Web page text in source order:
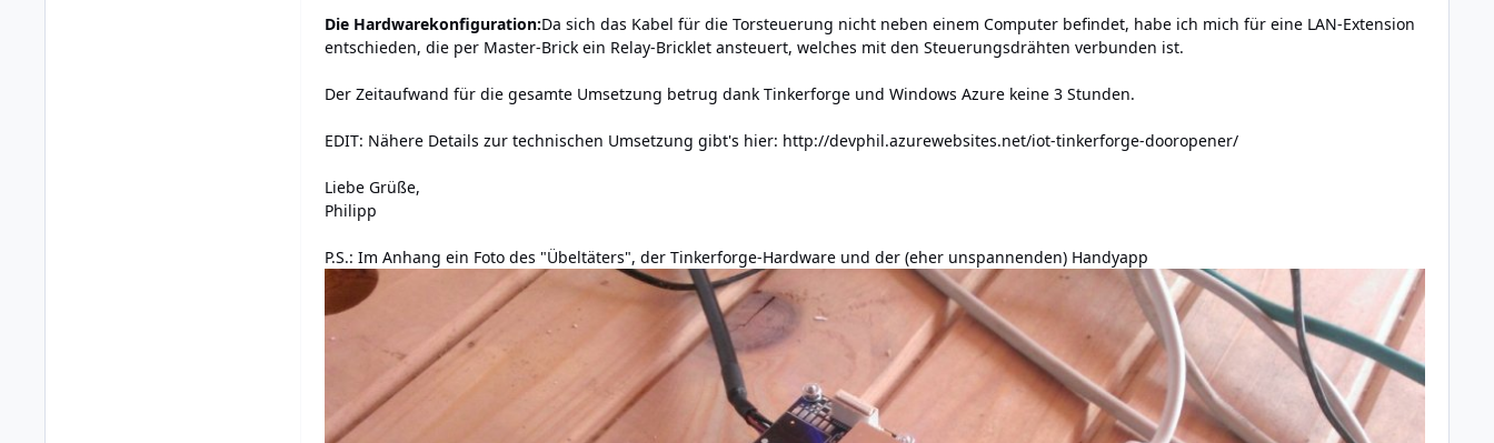
Die Hardwarekonfiguration:Da sich das Kabel für die Torsteuerung nicht neben einem Computer befindet, habe ich mich für eine LAN-Extension
entschieden, die per Master-Brick ein Relay-Bricklet ansteuert, welches mit den Steuerungsdrähten verbunden ist.
Der Zeitaufwand für die gesamte Umsetzung betrug dank Tinkerforge und Windows Azure keine 3 Stunden.
EDIT: Nähere Details zur technischen Umsetzung gibt's hier: http://devphil.azurewebsites.net/iot-tinkerforge-dooropener/
Liebe Grüße,
Philipp
P.S.: Im Anhang ein Foto des "Übeltäters", der Tinkerforge-Hardware und der (eher unspannenden) Handyapp